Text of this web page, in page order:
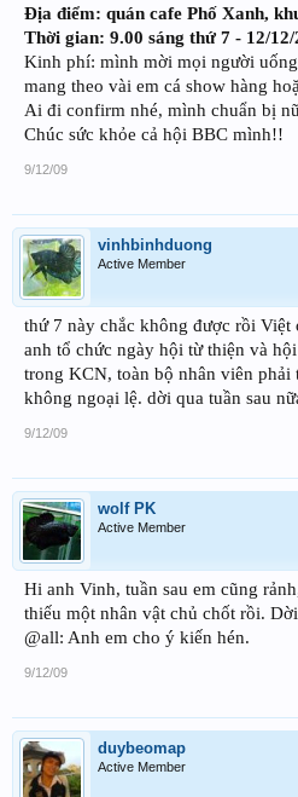
Địa điểm: quán cafe Phố Xanh,
Thời gian: 9.00 sáng thứ 7 - 12/12/
Kinh phí: mình mời mọi người
mang theo vài em cá show hàng
Ai đi confirm nhé, mình chuẩn bị
Chúc sức khỏe cả hội BBC mình!!
9/12/09
vinhbinhduong
Active Member
thứ 7 này chắc không được rồi
anh tổ chức ngày hội từ thiện và
trong KCN, toàn bộ nhân viên phải
không ngoại lệ. dời qua tuần sau
9/12/09
wolf PK
Active Member
Hi anh Vinh, tuần sau em cũng
thiếu một nhân vật chủ chốt rồi.
@all: Anh em cho ý kiến hén.
9/12/09
duybeomap
Active Member